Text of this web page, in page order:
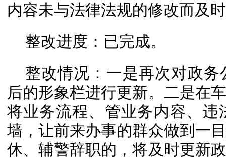
内容未与法律法规的修改而及
整改进度：已完成。
整改情况：一是再次对政
后的形象栏进行更新。二是在
将业务流程、管业务内容、
墙，让前来办事的群众做到一
休、辅警辞职的，将及时更新